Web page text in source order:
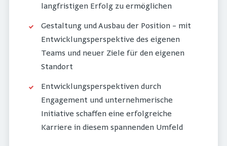
langfristigen Erfolg zu ermöglichen
Gestaltung und Ausbau der Position – mit
Entwicklungsperspektive des eigenen
Teams und neuer Ziele für den eigenen
Standort
Entwicklungsperspektiven durch
Engagement und unternehmerische
Initiative schaffen eine erfolgreiche
Karriere in diesem spannenden Umfeld